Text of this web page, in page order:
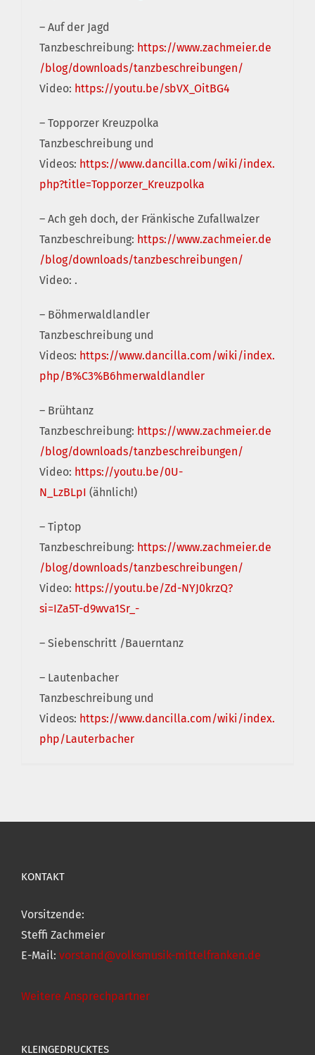
– Auf der Jagd
Tanzbeschreibung: https://www.zachmeier.de
/blog/downloads/tanzbeschreibungen/
Video: https://youtu.be/sbVX_OitBG4
– Topporzer Kreuzpolka
Tanzbeschreibung und
Videos: https://www.dancilla.com/wiki/index.
php?title=Topporzer_Kreuzpolka
– Ach geh doch, der Fränkische Zufallwalzer
Tanzbeschreibung: https://www.zachmeier.de
/blog/downloads/tanzbeschreibungen/
Video: .
– Böhmerwaldlandler
Tanzbeschreibung und
Videos: https://www.dancilla.com/wiki/index.
php/B%C3%B6hmerwaldlandler
– Brühtanz
Tanzbeschreibung: https://www.zachmeier.de
/blog/downloads/tanzbeschreibungen/
Video: https://youtu.be/0U-
N_LzBLpI (ähnlich!)
– Tiptop
Tanzbeschreibung: https://www.zachmeier.de
/blog/downloads/tanzbeschreibungen/
Video: https://youtu.be/Zd-NYJ0krzQ?
si=IZa5T-d9wva1Sr_-
– Siebenschritt /Bauerntanz
– Lautenbacher
Tanzbeschreibung und
Videos: https://www.dancilla.com/wiki/index.
php/Lauterbacher
KONTAKT
Vorsitzende:
Steffi Zachmeier
E-Mail: vorstand@volksmusik-mittelfranken.de
Weitere Ansprechpartner
KLEINGEDRUCKTES